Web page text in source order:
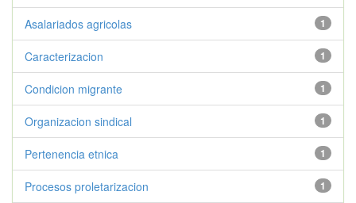
1
Asalariados agricolas
1
Caracterizacion
1
Condicion migrante
1
Organizacion sindical
1
Pertenencia etnica
1
Procesos proletarizacion